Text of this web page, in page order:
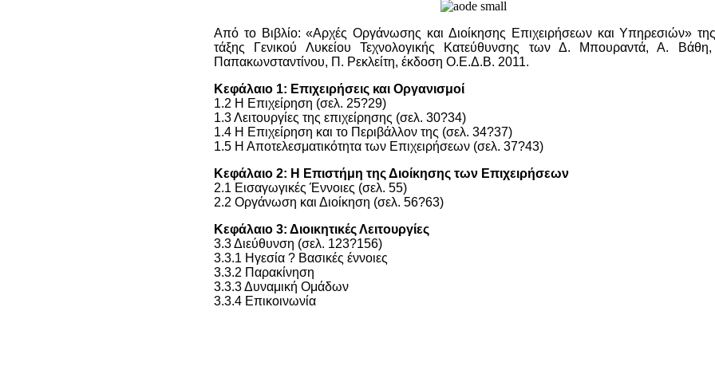
Από το Βιβλίο: «Αρχές Οργάνωσης και Διοίκησης Επιχειρήσεων και Υπηρεσιών»
τάξης Γενικού Λυκείου Τεχνολογικής Κατεύθυνσης των Δ. Μπουραντά, Α.
Παπακωνσταντίνου, Π. Ρεκλείτη, έκδοση Ο.Ε.Δ.Β. 2011.
Κεφάλαιο 1: Επιχειρήσεις και Οργανισμοί
1.2 Η Επιχείρηση (σελ. 25?29)
1.3 Λειτουργίες της επιχείρησης (σελ. 30?34)
1.4 Η Επιχείρηση και το Περιβάλλον της (σελ. 34?37)
1.5 Η Αποτελεσματικότητα των Επιχειρήσεων (σελ. 37?43)
Κεφάλαιο 2: Η Επιστήμη της Διοίκησης των Επιχειρήσεων
2.1 Εισαγωγικές Έννοιες (σελ. 55)
2.2 Οργάνωση και Διοίκηση (σελ. 56?63)
Κεφάλαιο 3: Διοικητικές Λειτουργίες
3.3 Διεύθυνση (σελ. 123?156)
3.3.1 Ηγεσία ? Βασικές έννοιες
3.3.2 Παρακίνηση
3.3.3 Δυναμική Ομάδων
3.3.4 Επικοινωνία